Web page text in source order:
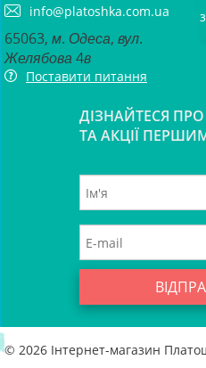
info@platoshka.com.ua
65063, м. Одеса, вул.
Желябова 4в
Поставити питання
ДІЗНАЙТЕСЯ
ТА АКЦІЇ
© 2026 Інтернет-магазин